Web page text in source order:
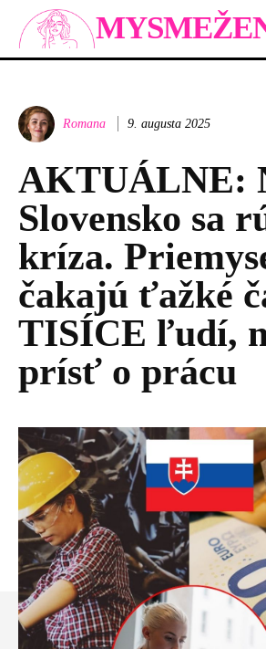
Romana 9. augusta 2025
AKTUÁLNE:
Slovensko sa
kríza.
čakajú ťažké
TISÍCE ľudí,
prísť o prácu